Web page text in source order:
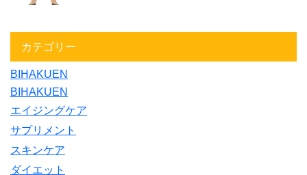
カテゴリー
BIHAKUEN
BIHAKUEN
エイジングケア
サプリメント
スキンケア
ダイエット